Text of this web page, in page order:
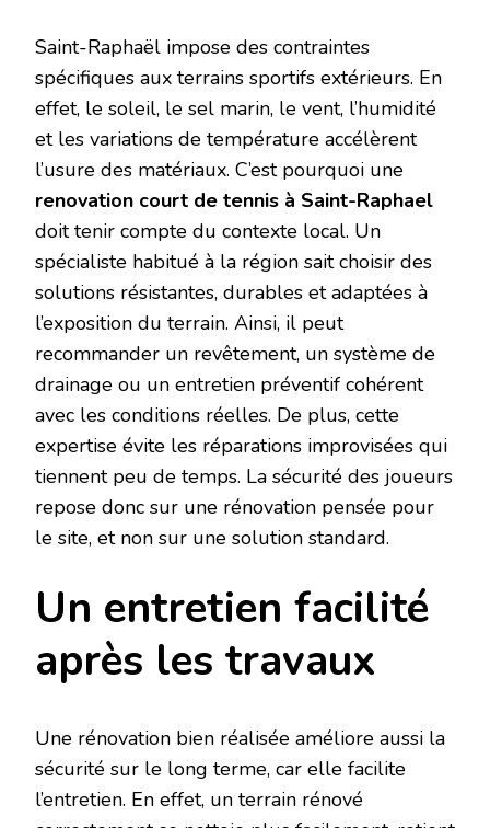
Saint-Raphaël impose des contraintes
spécifiques aux terrains sportifs extérieurs. En
effet, le soleil, le sel marin, le vent, l’humidité
et les variations de température accélèrent
l’usure des matériaux. C’est pourquoi une
renovation court de tennis à Saint-Raphael
doit tenir compte du contexte local. Un
spécialiste habitué à la région sait choisir des
solutions résistantes, durables et adaptées à
l’exposition du terrain. Ainsi, il peut
recommander un revêtement, un système de
drainage ou un entretien préventif cohérent
avec les conditions réelles. De plus, cette
expertise évite les réparations improvisées qui
tiennent peu de temps. La sécurité des joueurs
repose donc sur une rénovation pensée pour
le site, et non sur une solution standard.
Un entretien facilité
après les travaux
Une rénovation bien réalisée améliore aussi la
sécurité sur le long terme, car elle facilite
l’entretien. En effet, un terrain rénové